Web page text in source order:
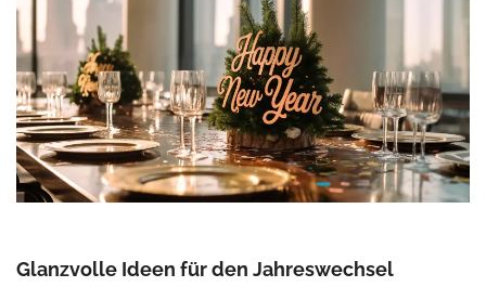
Glanzvolle Ideen für den Jahreswechsel